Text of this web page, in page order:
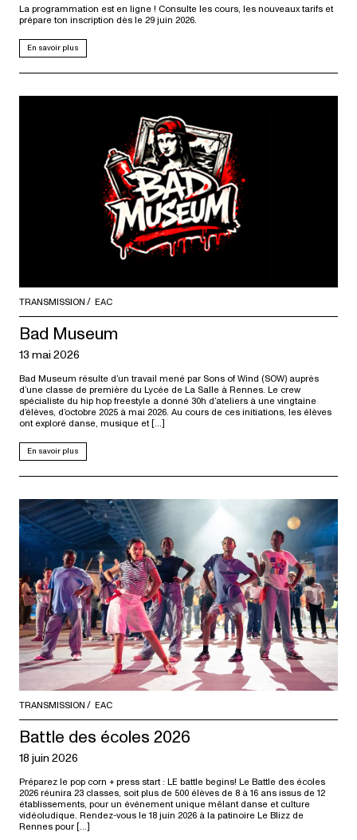
La programmation est en ligne ! Consulte les cours, les nouveaux tarifs et
prépare ton inscription dès le 29 juin 2026.
En savoir plus
TRANSMISSION EAC
Bad Museum
13 mai 2026
Bad Museum résulte d’un travail mené par Sons of Wind (SOW) auprès
d’une classe de première du Lycée de La Salle à Rennes. Le crew
spécialiste du hip hop freestyle a donné 30h d’ateliers à une vingtaine
d’élèves, d’octobre 2025 à mai 2026. Au cours de ces initiations, les élèves
ont exploré danse, musique et […]
En savoir plus
TRANSMISSION EAC
Battle des écoles 2026
18 juin 2026
Préparez le pop corn + press start : LE battle begins! Le Battle des écoles
2026 réunira 23 classes, soit plus de 500 élèves de 8 à 16 ans issus de 12
établissements, pour un événement unique mêlant danse et culture
vidéoludique. Rendez-vous le 18 juin 2026 à la patinoire Le Blizz de
Rennes pour […]